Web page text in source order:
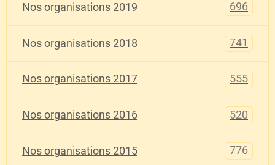
Nos organisations 2019 696
Nos organisations 2018 741
Nos organisations 2017 555
Nos organisations 2016 520
Nos organisations 2015 776